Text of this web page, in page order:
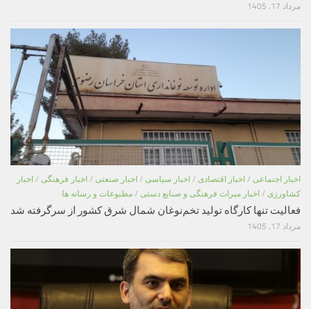
مرداد 17, 1405
اخبار اجتماعی / اخبار اقتصادی / اخبار سیاسی / اخبار صنعتی / اخبار فرهنگی / اخبار
کشاورزی / اخبار میراث فرهنگی و صنایع دستی / مطبوعات و رسانه ها
فعالیت تنها کارگاه تولید تخم‌نوغان شمال شرق کشور از سرگرفته شد
مرداد 17, 1405